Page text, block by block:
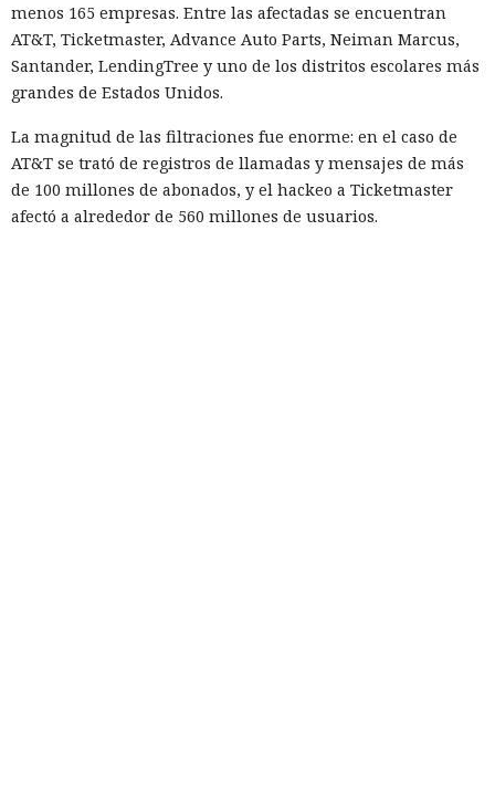
menos 165 empresas. Entre las afectadas se encuentran
AT&T, Ticketmaster, Advance Auto Parts, Neiman Marcus,
Santander, LendingTree y uno de los distritos escolares más
grandes de Estados Unidos.
La magnitud de las filtraciones fue enorme: en el caso de
AT&T se trató de registros de llamadas y mensajes de más
de 100 millones de abonados, y el hackeo a Ticketmaster
afectó a alrededor de 560 millones de usuarios.